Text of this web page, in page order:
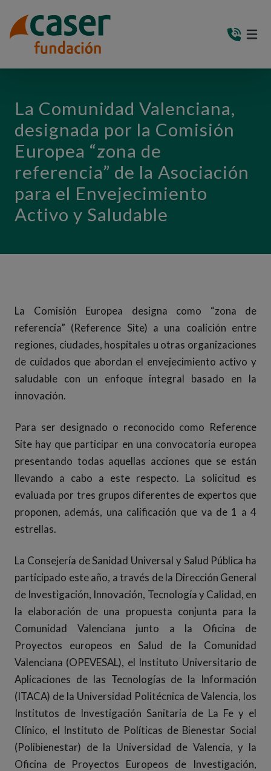
La Comunidad Valenciana,
designada por la Comisión
Europea “zona de
referencia” de la Asociación
para el Envejecimiento
Activo y Saludable
La Comisión Europea designa como “zona de
referencia” (Reference Site) a una coalición entre
regiones, ciudades, hospitales u otras organizaciones
de cuidados que abordan el envejecimiento activo y
saludable con un enfoque integral basado en la
innovación.
Para ser designado o reconocido como Reference
Site hay que participar en una convocatoria europea
presentando todas aquellas acciones que se están
llevando a cabo a este respecto. La solicitud es
evaluada por tres grupos diferentes de expertos que
proponen, además, una calificación que va de 1 a 4
estrellas.
La Consejería de Sanidad Universal y Salud Pública ha
participado este año, a través de la Dirección General
de Investigación, Innovación, Tecnología y Calidad, en
la elaboración de una propuesta conjunta para la
Comunidad Valenciana junto a la Oficina de
Proyectos europeos en Salud de la Comunidad
Valenciana (OPEVESAL), el Instituto Universitario de
Aplicaciones de las Tecnologías de la Información
(ITACA) de la Universidad Politécnica de Valencia, los
Institutos de Investigación Sanitaria de La Fe y el
Clínico, el Instituto de Políticas de Bienestar Social
(Polibienestar) de la Universidad de Valencia, y la
Oficina de Proyectos Europeos de Investigación,